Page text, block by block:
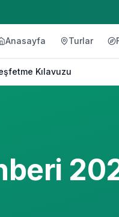
Anasayfa Turlar
Kılavuzu